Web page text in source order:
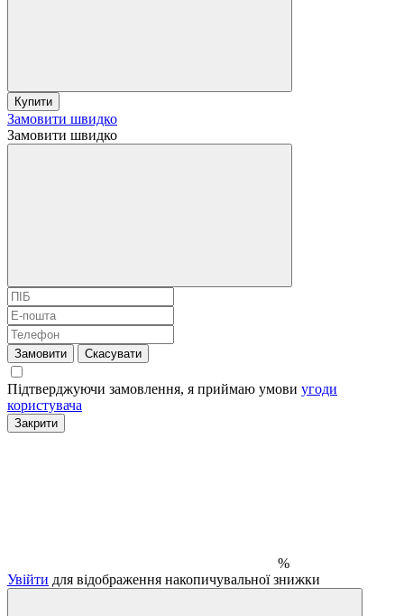
Купити
Замовити швидко
Замовити швидко
Замовити Скасувати
Підтверджуючи замовлення, я приймаю умови угоди
користувача
Закрити
%
Увійти для відображення накопичувальної знижки